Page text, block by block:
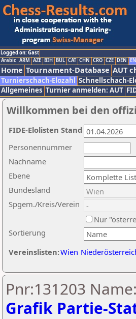
Logged on: Gast
Arabic ARM AZE BIH BUL CAT CHN CRO CZE DEN
Home Tournament-Database AUT
Turnierschach-Elozahl Schnellschach-
Allgemeines Turnier anmelden: AUT
Willkommen bei den
Nachname
Ebene
Sortierung
Personennummer
Bundesland
Spgem./Kreis/Verein
Nur
Vereinslisten:Wien
FIDE-Elolisten Stand
Pnr:131203
Grafik Partie-